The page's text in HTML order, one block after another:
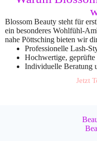
Blossom Beauty steht für
ein besonderes Wohlfühl-
nahe Pöttsching bieten wir
Professionelle Lash-
Hochwertige, geprüfte
Individuelle Beratung
Jetzt